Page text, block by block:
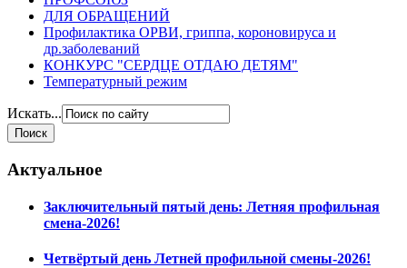
ДЛЯ ОБРАЩЕНИЙ
Профилактика ОРВИ, гриппа, короновируса и
др.заболеваний
КОНКУРС "СЕРДЦЕ ОТДАЮ ДЕТЯМ"
Температурный режим
Искать...
Актуальное
Заключительный пятый день: Летняя профильная
смена-2026!
Четвёртый день Летней профильной смены-2026!